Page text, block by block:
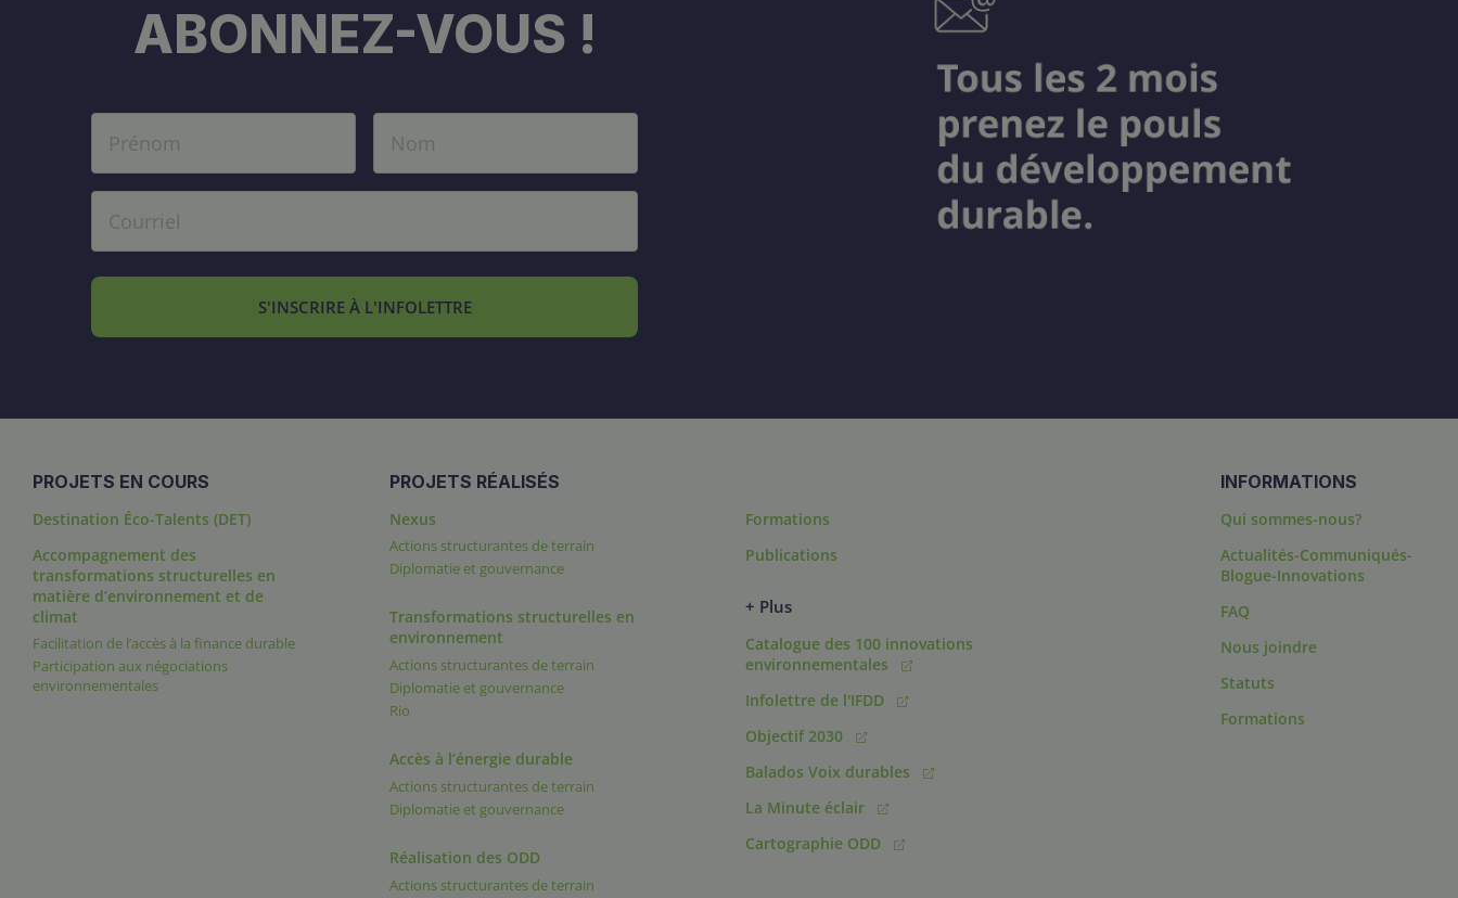
ABONNEZ-VOUS !
S'INSCRIRE À L'INFOLETTRE
PROJETS EN COURS
Destination Éco-Talents (DET)
Accompagnement des
transformations structurelles en
matière d’environnement et de
climat
Facilitation de l’accès à la finance durable
Participation aux négociations
environnementales
PROJETS RÉALISÉS
Nexus
Actions structurantes de terrain
Diplomatie et gouvernance
Transformations structurelles en
environnement
Actions structurantes de terrain
Diplomatie et gouvernance
Rio
Accès à l’énergie durable
Actions structurantes de terrain
Diplomatie et gouvernance
Réalisation des ODD
Actions structurantes de terrain
Formations
Publications
+ Plus
Catalogue des 100 innovations
environnementales
Infolettre de l'IFDD
Objectif 2030
Balados Voix durables
La Minute éclair
Cartographie ODD
INFORMATIONS
Qui sommes-nous?
Actualités-Communiqués-
Blogue-Innovations
FAQ
Nous joindre
Statuts
Formations